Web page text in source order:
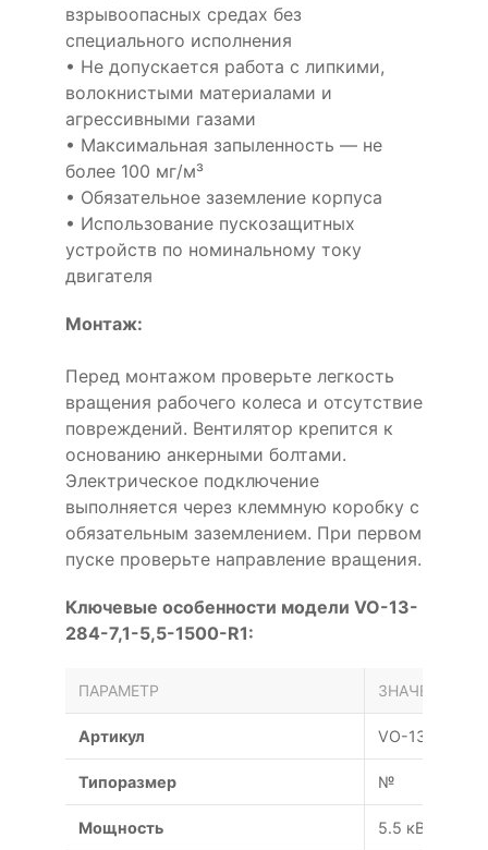
взрывоопасных средах без
специального исполнения
• Не допускается работа с липкими,
волокнистыми материалами и
агрессивными газами
• Максимальная запыленность — не
более 100 мг/м³
• Обязательное заземление корпуса
• Использование пускозащитных
устройств по номинальному току
двигателя
Монтаж:
Перед монтажом проверьте легкость
вращения рабочего колеса и отсутствие
повреждений. Вентилятор крепится к
основанию анкерными болтами.
Электрическое подключение
выполняется через клеммную коробку с
обязательным заземлением. При первом
пуске проверьте направление вращения.
Ключевые особенности модели VO-13-
284-7,1-5,5-1500-R1:
ПАРАМЕТР ЗНАЧЕНИЕ
Артикул VO-13-284-
Типоразмер №
Мощность 5.5 кВт